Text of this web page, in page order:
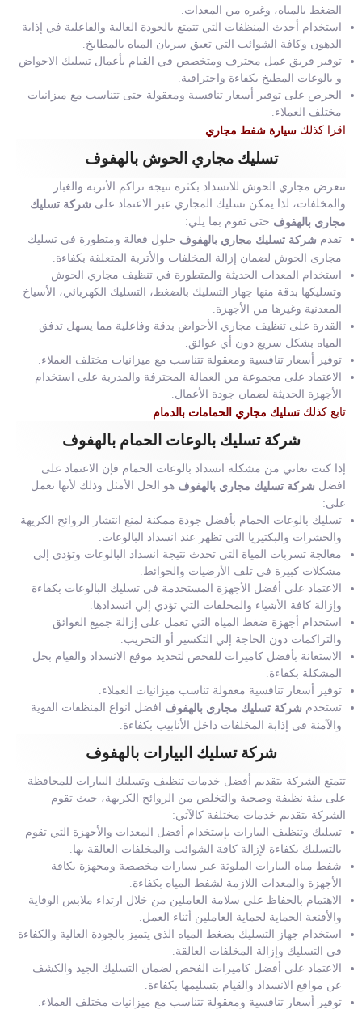
الضغط بالمياه، وغيره من المعدات.
استخدام أحدث المنظفات التي تتمتع بالجودة العالية والفاعلية في إذابة
الدهون وكافة الشوائب التي تعيق سريان المياه بالمطابخ.
توفير فريق عمل محترف ومتخصص في القيام بأعمال تسليك الاحواض
و بالوعات المطبخ بكفاءة واحترافية.
الحرص على توفير أسعار تنافسية ومعقولة حتى تتناسب مع ميزانيات
مختلف العملاء.
اقرا كذلك سيارة شفط مجاري
تسليك مجاري الحوش بالهفوف
تتعرض مجاري الحوش للانسداد بكثرة نتيجة تراكم الأتربة والغبار
والمخلفات، لذا يمكن تسليك المجاري عبر الاعتماد على شركة تسليك
مجاري بالهفوف حتى تقوم بما يلي:
تقدم شركة تسليك مجاري بالهفوف حلول فعالة ومتطورة في تسليك
مجارى الحوش لضمان إزالة المخلفات والأتربة المتعلقة بكفاءة.
استخدام المعدات الحديثة والمتطورة في تنظيف مجاري الحوش
وتسليكها بدقة منها جهاز التسليك بالضغط، التسليك الكهربائي، الأسياخ
المعدنية وغيرها من الأجهزة.
القدرة على تنظيف مجاري الأحواض بدقة وفاعلية مما يسهل تدفق
المياه بشكل سريع دون أي عوائق.
توفير أسعار تنافسية ومعقولة تتناسب مع ميزانيات مختلف العملاء.
الاعتماد على مجموعة من العمالة المحترفة والمدربة على استخدام
الأجهزة الحديثة لضمان جودة الأعمال.
تابع كذلك تسليك مجاري الحمامات بالدمام
شركة تسليك بالوعات الحمام بالهفوف
إذا كنت تعاني من مشكلة انسداد بالوعات الحمام فإن الاعتماد على
افضل شركة تسليك مجاري بالهفوف هو الحل الأمثل وذلك لأنها تعمل
على:
تسليك بالوعات الحمام بأفضل جودة ممكنة لمنع انتشار الروائح الكريهة
والحشرات والبكتيريا التي تظهر عند انسداد البالوعات.
معالجة تسربات المياة التي تحدث نتيجة انسداد البالوعات وتؤدي إلى
مشكلات كبيرة في تلف الأرضيات والحوائط.
الاعتماد على أفضل الأجهزة المستخدمة في تسليك البالوعات بكفاءة
وإزالة كافة الأشياء والمخلفات التي تؤدي إلي انسدادها.
استخدام أجهزة ضغط المياه التي تعمل على إزالة جميع العوائق
والتراكمات دون الحاجة إلي التكسير أو التخريب.
الاستعانة بأفضل كاميرات للفحص لتحديد موقع الانسداد والقيام بحل
المشكلة بكفاءة.
توفير أسعار تنافسية معقولة تناسب ميزانيات العملاء.
تستخدم شركة تسليك مجاري بالهفوف افضل انواع المنظفات القوية
والآمنة في إذابة المخلفات داخل الأنابيب بكفاءة.
شركة تسليك البيارات بالهفوف
تتمتع الشركة بتقديم أفضل خدمات تنظيف وتسليك البيارات للمحافظة
على بيئة نظيفة وصحية والتخلص من الروائح الكريهة، حيث تقوم
الشركة بتقديم خدمات مختلفة كالآتي:
تسليك وتنظيف البيارات بإستخدام أفضل المعدات والأجهزة التي تقوم
بالتسليك بكفاءة لإزالة كافة الشوائب والمخلفات العالقة بها.
شفط مياه البيارات الملوثة عبر سيارات مخصصة ومجهزة بكافة
الأجهزة والمعدات اللازمة لشفط المياه بكفاءة.
الاهتمام بالحفاظ على سلامة العاملين من خلال ارتداء ملابس الوقاية
والأقنعة الحماية لحماية العاملين أثناء العمل.
استخدام جهاز التسليك بضغط المياه الذي يتميز بالجودة العالية والكفاءة
في التسليك وإزالة المخلفات العالقة.
الاعتماد على أفضل كاميرات الفحص لضمان التسليك الجيد والكشف
عن مواقع الانسداد والقيام بتسليمها بكفاءة.
توفير أسعار تنافسية ومعقولة تتناسب مع ميزانيات مختلف العملاء.